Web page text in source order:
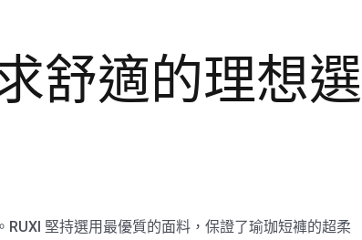
舒適的理想選
堅持選用最優質的面料，保證了瑜珈短褲的超柔